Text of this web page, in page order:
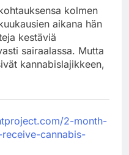
kolmen
aikana hän
kestäviä
sairaalassa. Mutta
kannabislajikkeen,
2-month-
cannabis-